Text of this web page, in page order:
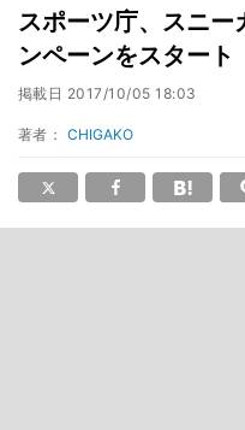
スポーツ庁、スニー
ンペーンをスタート
掲載日 2017/10/05 18:03
著者： CHIGAKO